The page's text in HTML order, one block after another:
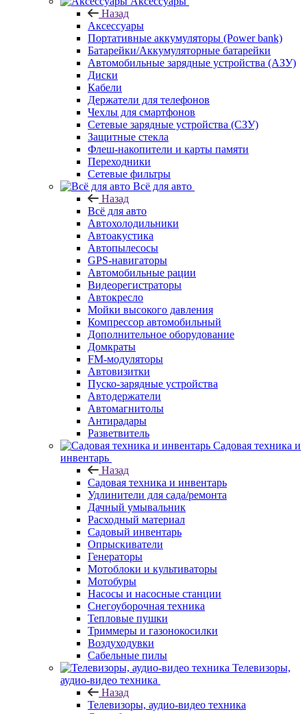
Назад
Аксессуары
Портативные аккумуляторы (Power bank)
Батарейки/Аккумуляторные батарейки
Автомобильные зарядные устройства (АЗУ)
Диски
Кабели
Держатели для телефонов
Чехлы для смартфонов
Сетевые зарядные устройства (СЗУ)
Защитные стекла
Флеш-накопители и карты памяти
Переходники
Сетевые фильтры
Всё для авто
Назад
Всё для авто
Автохолодильники
Автоакустика
Автопылесосы
GPS-навигаторы
Автомобильные рации
Видеорегистраторы
Автокресло
Мойки высокого давления
Компрессор автомобильный
Дополнительное оборудование
Домкраты
FM-модуляторы
Автовизитки
Пуско-зарядные устройства
Автодержатели
Автомагнитолы
Антирадары
Разветвитель
Садовая техника и
инвентарь
Назад
Садовая техника и инвентарь
Удлинители для сада/ремонта
Дачный умывальник
Расходный материал
Садовый инвентарь
Опрыскиватели
Генераторы
Мотоблоки и культиваторы
Мотобуры
Насосы и насосные станции
Снегоуборочная техника
Тепловые пушки
Триммеры и газонокосилки
Воздуходувки
Сабельные пилы
Телевизоры,
аудио-видео техника
Назад
Телевизоры, аудио-видео техника